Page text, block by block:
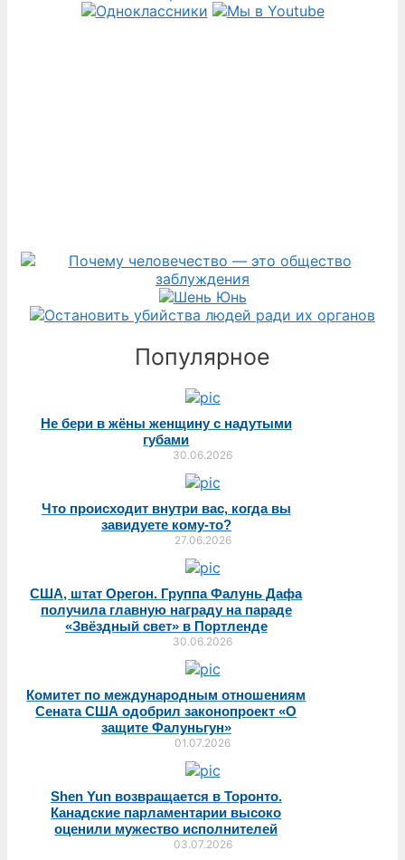
Популярное
Не бери в жёны женщину с надутыми
губами
30.06.2026
Что происходит внутри вас, когда вы
завидуете кому-то?
27.06.2026
США, штат Орегон. Группа Фалунь Дафа
получила главную награду на параде
«Звёздный свет» в Портленде
30.06.2026
Комитет по международным отношениям
Сената США одобрил законопроект «О
защите Фалуньгун»
01.07.2026
Shen Yun возвращается в Торонто.
Канадские парламентарии высоко
оценили мужество исполнителей
03.07.2026